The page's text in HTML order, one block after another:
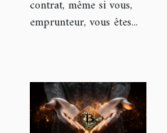
contrat, même si vous,
emprunteur, vous êtes...